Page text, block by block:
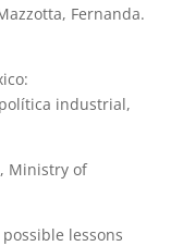
Fernanda.
industrial,
Ministry of
lessons